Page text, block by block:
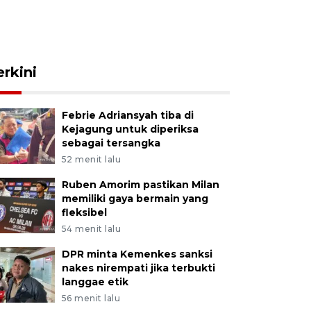
Febrie Adriansyah tiba di
Kejagung untuk diperiksa
sebagai tersangka
52 menit lalu
Ruben Amorim pastikan Milan
memiliki gaya bermain yang
fleksibel
54 menit lalu
DPR minta Kemenkes sanksi
nakes nirempati jika terbukti
langgae etik
56 menit lalu